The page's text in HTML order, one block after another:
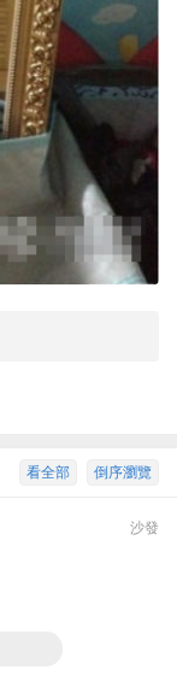
倒序瀏覽
看全部
沙發